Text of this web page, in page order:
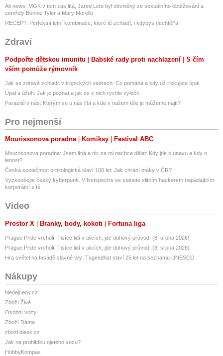
Alt news: MGK v tom zas lítá, Jared Leto byl obviněný ze sexuálního obtěžování a
zemřely Bonnie Tyler a Mary Morello
RECEPT: Perfektní letní kombinace, které tě zchladí, i kdybys nechtěl*a
Zdraví
Podpořte dětskou imunitu Babské rady proti nachlazení
S čím
vším pomůže rýmovník
Jak se zdravě zchladit v tropických vedrech: Co pomáhá a kdy už riskujete úpal
Úpal a úžeh: Jak je poznat a jak se z nich rychle vyléčit
Parazité v nás: Kterým se u nás líbí a kde v našem těle je můžeme najít?
Pro nejmenší
Mourissonova poradna Komiksy Festival ABC
Mourrisonova poradna: Jsem líná a nic se mi nechce dělat: Kdy jde o únavu a kdy o
lenost?
Česká společnost ornitologická slaví 100 let: Jak chrání ptáky v ČR?
Vyzkoušejte český kyberpunk. V Netspectre se stanete elitním hackerem napadajícím
korporátní sítě
Video
Prostor X Branky, body, kokoti Fortuna liga
Prague Pride vrcholí: Tisíce lidí v ulicích, jde duhový průvod! (8. srpna 2026)
Prague Pride vrcholí: Tisíce lidí v ulicích, jde duhový průvod! (8. srpna 2026)
Hra světel na fasádě slavné vily: Tugendhat slaví 25 let na seznamu UNESCO
Nákupy
hledejceny.cz
Zboží Živě
Osobní vozy
Zboží Dáma
zbozi.blesk.cz
Jak na prohlídku ojetého vozu?
HobbyKompas